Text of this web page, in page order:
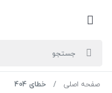
صفحه اصلی خطای 404